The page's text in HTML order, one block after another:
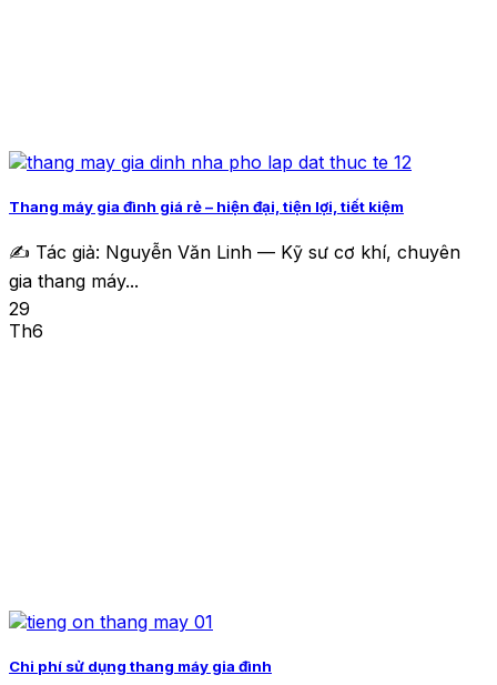
Thang máy gia đình giá rẻ – hiện đại, tiện lợi, tiết kiệm
✍️ Tác giả: Nguyễn Văn Linh — Kỹ sư cơ khí, chuyên
gia thang máy...
29
Th6
Chi phí sử dụng thang máy gia đình